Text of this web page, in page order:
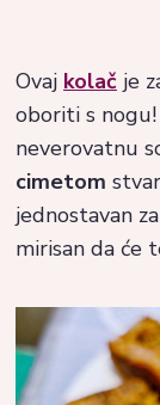
Ovaj kolač je
oboriti s nogu!
neverovatnu
cimetom
jednostavan
mirisan da će